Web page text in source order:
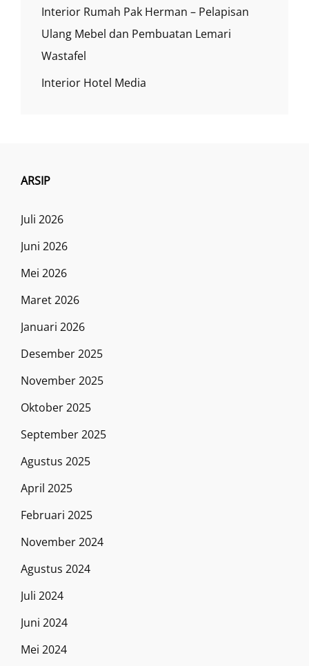
Interior Rumah Pak Herman – Pelapisan
Ulang Mebel dan Pembuatan Lemari
Wastafel
Interior Hotel Media
ARSIP
Juli 2026
Juni 2026
Mei 2026
Maret 2026
Januari 2026
Desember 2025
November 2025
Oktober 2025
September 2025
Agustus 2025
April 2025
Februari 2025
November 2024
Agustus 2024
Juli 2024
Juni 2024
Mei 2024